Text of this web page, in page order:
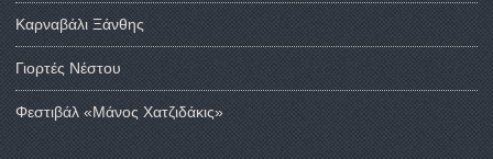
Καρναβάλι Ξάνθης
Γιορτές Νέστου
Φεστιβάλ «Μάνος Χατζιδάκις»